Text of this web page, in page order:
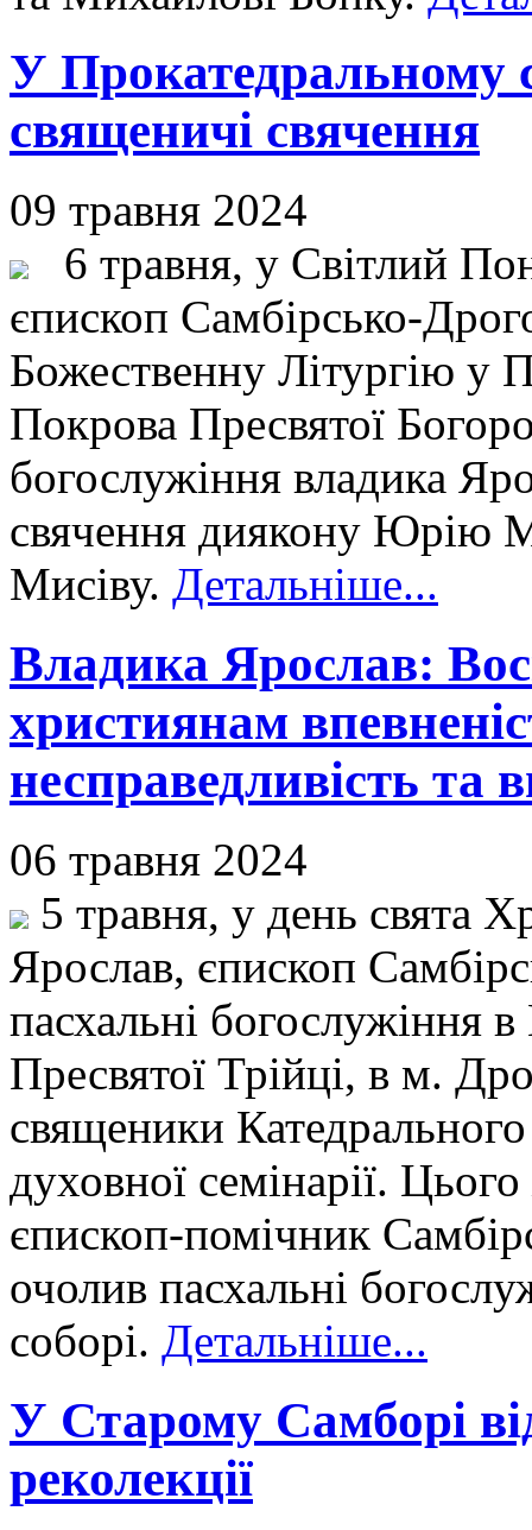
У Прокатедральному
священичі свячення
09 травня 2024
6 травня, у Світлий
єпископ Самбірсько-
Божественну Літургію у
Покрова Пресвятої
богослужіння владика
свячення диякону Юрію
Мисіву. Детальніше...
Владика Ярослав:
християнам
несправедливість та
06 травня 2024
5 травня, у день свята
Ярослав, єпископ
пасхальні богослужіння
Пресвятої Трійці, в м.
священики
духовної семінарії.
єпископ-помічник
очолив пасхальні
соборі. Детальніше...
У Старому Самборі
реколекції